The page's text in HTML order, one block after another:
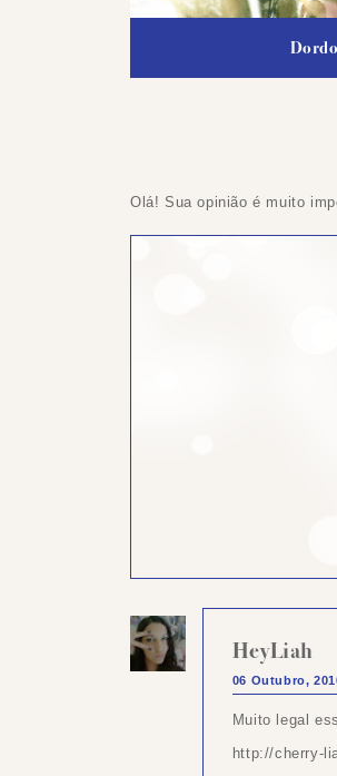
Olá! Sua opinião é muito
HeyLiah
06 Outubro,
Muito legal
http://cherry-